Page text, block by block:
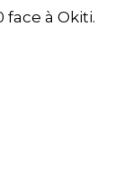
face à Okiti.